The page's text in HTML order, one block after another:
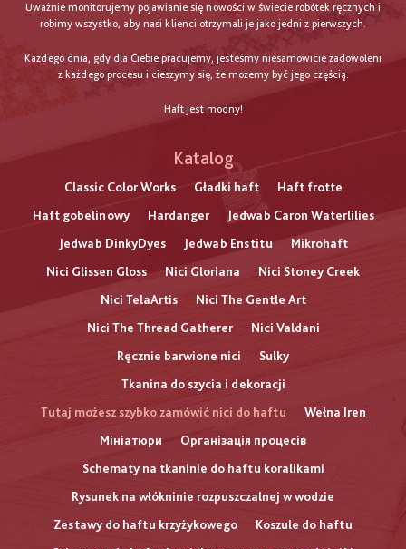
Uważnie monitorujemy pojawianie się nowości w świecie robótek ręcznych i
robimy wszystko, aby nasi klienci otrzymali je jako jedni z pierwszych.
Każdego dnia, gdy dla Ciebie pracujemy, jesteśmy niesamowicie zadowoleni
z każdego procesu i cieszymy się, że możemy być jego częścią.
Haft jest modny!
Katalog
Classic Color Works Gładki haft
Haft frotte
Haft gobelinowy
Hardanger
Jedwab Caron Waterlilies
Jedwab DinkyDyes
Jedwab Enstitu
Mikrohaft
Nici Glissen Gloss
Nici Gloriana
Nici Stoney Creek
Nici TelaArtis
Nici The Gentle Art
Nici The Thread Gatherer
Nici Valdani
Ręcznie barwione nici
Sulky
Tkanina do szycia i dekoracji
Tutaj możesz szybko zamówić nici do haftu
Wełna Iren
Мініатюри
Організація процесів
Schematy na tkaninie do haftu koralikami
Rysunek na włókninie rozpuszczalnej w wodzie
Zestawy do haftu krzyżykowego
Koszule do haftu